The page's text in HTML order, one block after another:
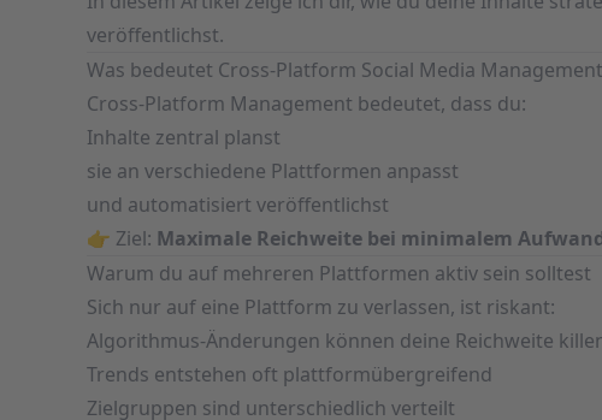
veröffentlichst.
Was bedeutet Cross-Platform Social Media
Cross-Platform Management bedeutet, dass du:
Inhalte zentral planst
sie an verschiedene Plattformen anpasst
und automatisiert veröffentlichst
👉 Ziel: Maximale Reichweite bei minimalem
Warum du auf mehreren Plattformen aktiv sein solltest
Sich nur auf eine Plattform zu verlassen, ist riskant:
Algorithmus-Änderungen können deine Reichweite
Trends entstehen oft plattformübergreifend
Zielgruppen sind unterschiedlich verteilt